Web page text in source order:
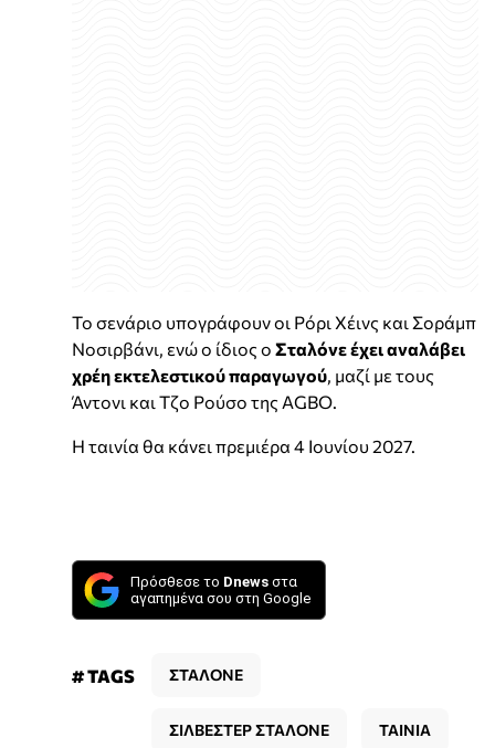
Το σενάριο υπογράφουν οι Ρόρι Χέινς και Σοράμπ
Νοσιρβάνι, ενώ ο ίδιος ο Σταλόνε έχει αναλάβει
χρέη εκτελεστικού παραγωγού , μαζί με τους
Άντονι και Τζο Ρούσο της AGBO.
Η ταινία θα κάνει πρεμιέρα 4 Ιουνίου 2027.
Πρόσθεσε το Dnews στα
αγαπημένα σου στη Google
# TAGS ΣΤΑΛΟΝΕ
ΣΙΛΒΕΣΤΕΡ ΣΤΑΛΟΝΕ ΤΑΙΝΙΑ